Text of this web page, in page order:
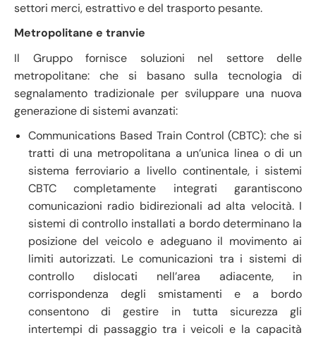
settori merci, estrattivo e del trasporto pesante.
Metropolitane e tranvie
Il Gruppo fornisce soluzioni nel settore delle
metropolitane: che si basano sulla tecnologia di
segnalamento tradizionale per sviluppare una nuova
generazione di sistemi avanzati:
Communications Based Train Control (CBTC): che si
tratti di una metropolitana a un’unica linea o di un
sistema ferroviario a livello continentale, i sistemi
CBTC completamente integrati garantiscono
comunicazioni radio bidirezionali ad alta velocità. I
sistemi di controllo installati a bordo determinano la
posizione del veicolo e adeguano il movimento ai
limiti autorizzati. Le comunicazioni tra i sistemi di
controllo dislocati nell’area adiacente, in
corrispondenza degli smistamenti e a bordo
consentono di gestire in tutta sicurezza gli
intertempi di passaggio tra i veicoli e la capacità